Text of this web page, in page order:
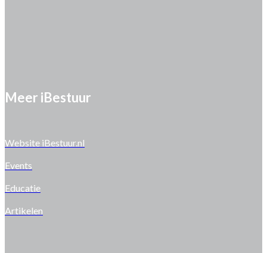
Meer iBestuur
Website iBestuur.nl
Events
Educatie
Artikelen